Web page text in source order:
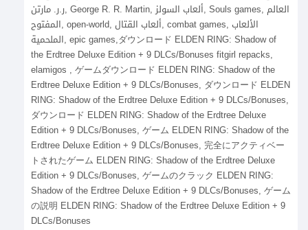
ر.ر. مارتن, George R. R. Martin, ألعاب السولز, Souls games, العالم
المفتوح, open-world, ألعاب القتال, combat games, الألعاب
الملحمية, epic games,ダウンロード ELDEN RING: Shadow of
the Erdtree Deluxe Edition + 9 DLCs/Bonuses fitgirl repacks,
elamigos , ゲームダウンロード ELDEN RING: Shadow of the
Erdtree Deluxe Edition + 9 DLCs/Bonuses, ダウンロード ELDEN
RING: Shadow of the Erdtree Deluxe Edition + 9 DLCs/Bonuses,
ダウンロード ELDEN RING: Shadow of the Erdtree Deluxe
Edition + 9 DLCs/Bonuses, ゲーム ELDEN RING: Shadow of the
Erdtree Deluxe Edition + 9 DLCs/Bonuses, 完全にアクティベー
トされたゲーム ELDEN RING: Shadow of the Erdtree Deluxe
Edition + 9 DLCs/Bonuses, ゲームのクラック ELDEN RING:
Shadow of the Erdtree Deluxe Edition + 9 DLCs/Bonuses, ゲーム
の説明 ELDEN RING: Shadow of the Erdtree Deluxe Edition + 9
DLCs/Bonuses